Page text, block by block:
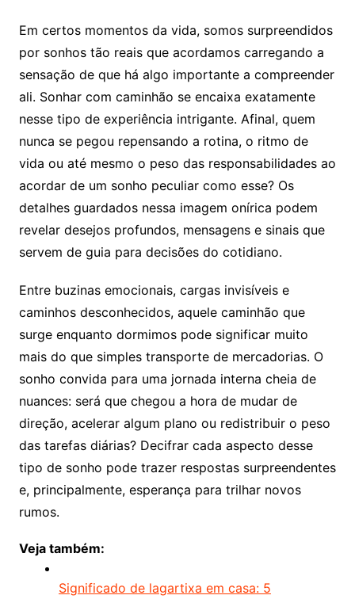
Em certos momentos da vida, somos surpreendidos
por sonhos tão reais que acordamos carregando a
sensação de que há algo importante a compreender
ali. Sonhar com caminhão se encaixa exatamente
nesse tipo de experiência intrigante. Afinal, quem
nunca se pegou repensando a rotina, o ritmo de
vida ou até mesmo o peso das responsabilidades ao
acordar de um sonho peculiar como esse? Os
detalhes guardados nessa imagem onírica podem
revelar desejos profundos, mensagens e sinais que
servem de guia para decisões do cotidiano.
Entre buzinas emocionais, cargas invisíveis e
caminhos desconhecidos, aquele caminhão que
surge enquanto dormimos pode significar muito
mais do que simples transporte de mercadorias. O
sonho convida para uma jornada interna cheia de
nuances: será que chegou a hora de mudar de
direção, acelerar algum plano ou redistribuir o peso
das tarefas diárias? Decifrar cada aspecto desse
tipo de sonho pode trazer respostas surpreendentes
e, principalmente, esperança para trilhar novos
rumos.
Veja também:
Significado de lagartixa em casa: 5